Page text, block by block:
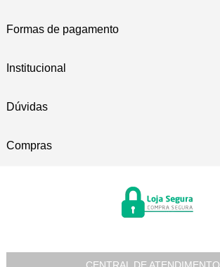
Formas de pagamento
Institucional
Dúvidas
Compras
CENTRAL DE ATENDIMENTO